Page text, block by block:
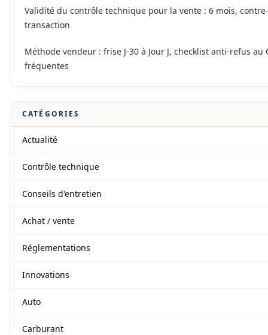
Validité du contrôle technique pour la vente : 6 mois,
transaction
Méthode vendeur : frise J-30 à Jour J, checklist anti-refus
fréquentes
CATÉGORIES
Actualité
Contrôle technique
Conseils d'entretien
Achat / vente
Réglementations
Innovations
Auto
Carburant